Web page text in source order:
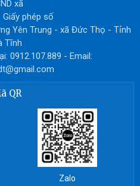
xã
số
Trung - xã Đức Thọ - Tỉnh
Tĩnh
- Email:
QR
Zalo